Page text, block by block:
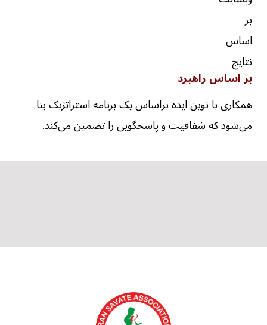
بر اساس راهبرد
همکاری با نوین ایده براساس یک برنامه استراتژیک بنا
می‌شود که شفافیت و پاسخگویی را تضمین می‌کند.